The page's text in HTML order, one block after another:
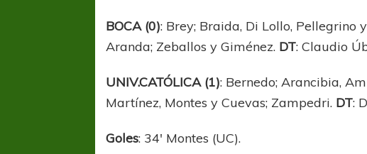
BOCA (0): Brey; Braida, Di Lollo, Pellegrino
Aranda; Zeballos y Giménez. DT: Claudio
UNIV.CATÓLICA (1): Bernedo; Arancibia,
Martínez, Montes y Cuevas; Zampedri. DT:
Goles: 34′ Montes (UC).